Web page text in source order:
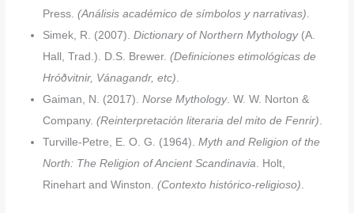
Press. (Análisis académico de símbolos y narrativas)
Simek, R. (2007). Dictionary of Northern Mythology(A.
Hall, Trad.). D.S. Brewer. (Definiciones etimológicas de
Hróðvitnir, Vánagandr, etc)
Gaiman, N. (2017). Norse Mythology. W. W. Norton &
Company. (Reinterpretación literaria del mito de Fenrir)
Turville-Petre, E. O. G. (1964). Myth and Religion of the
North: The Religion of Ancient Scandinavia . Holt,
Rinehart and Winston. (Contexto histórico-religioso)